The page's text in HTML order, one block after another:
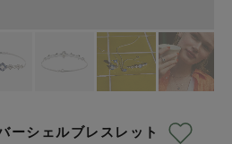
ーシェルブレスレット